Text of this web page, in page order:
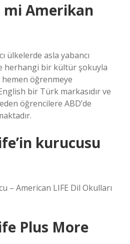
mi Amerikan
ülkelerde asla yabancı
herhangi bir kültür şokuyla
öğrenmeye
bir Türk markasıdır ve
öğrencilere ABD’de
kurucusu
– American LIFE Dil Okulları
Plus More